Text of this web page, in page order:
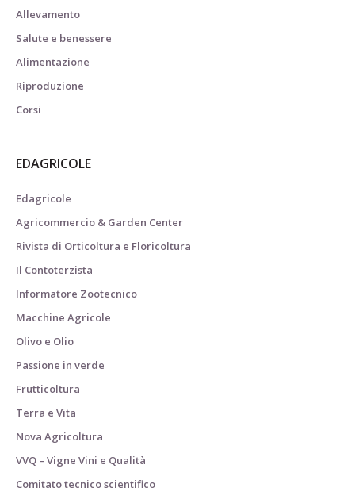
Allevamento
Salute e benessere
Alimentazione
Riproduzione
Corsi
EDAGRICOLE
Edagricole
Agricommercio & Garden Center
Rivista di Orticoltura e Floricoltura
Il Contoterzista
Informatore Zootecnico
Macchine Agricole
Olivo e Olio
Passione in verde
Frutticoltura
Terra e Vita
Nova Agricoltura
VVQ – Vigne Vini e Qualità
Comitato tecnico scientifico